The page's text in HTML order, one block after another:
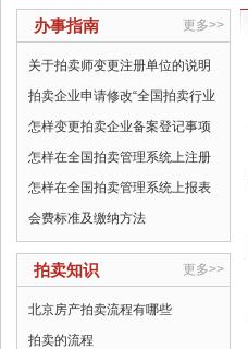
更多>>
办事指南
关于拍卖师变更注册单位的说明
拍卖企业申请修改“全国拍卖行业
怎样变更拍卖企业备案登记事项
怎样在全国拍卖管理系统上注册
怎样在全国拍卖管理系统上报表
会费标准及缴纳方法
更多>>
拍卖知识
北京房产拍卖流程有哪些
拍卖的流程